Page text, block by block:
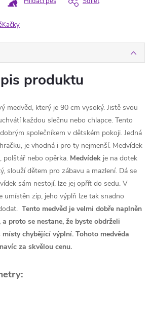
produktu
medvěd, který je 90 cm vysoký. Jistě svou
každou slečnu nebo chlapce. Tento
společníkem v dětském pokoji. Jedná
je vhodná i pro ty nejmenší. Medvídek
polštář nebo opěrka. Medvídek je na dotek
slouží dětem pro zábavu a mazlení. Dá se
sám nestojí, lze jej opřít do sedu. V
umístěn zip, jeho výplň lze tak snadno
Tento medvěd je velmi dobře naplněn
proto se nestane, že byste obdrželi
místy chybějící výplní. Tohoto medvěda
za skvělou cenu.